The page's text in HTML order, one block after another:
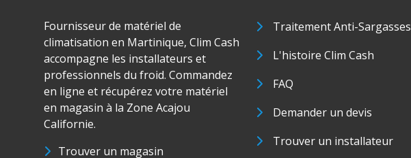
Fournisseur de matériel de
climatisation en Martinique, Clim Cash
accompagne les installateurs et
professionnels du froid. Commandez
en ligne et récupérez votre matériel
en magasin à la Zone Acajou
Californie.
Trouver un magasin
Traitement Anti-Sargasses
L'histoire Clim Cash
FAQ
Demander un devis
Trouver un installateur